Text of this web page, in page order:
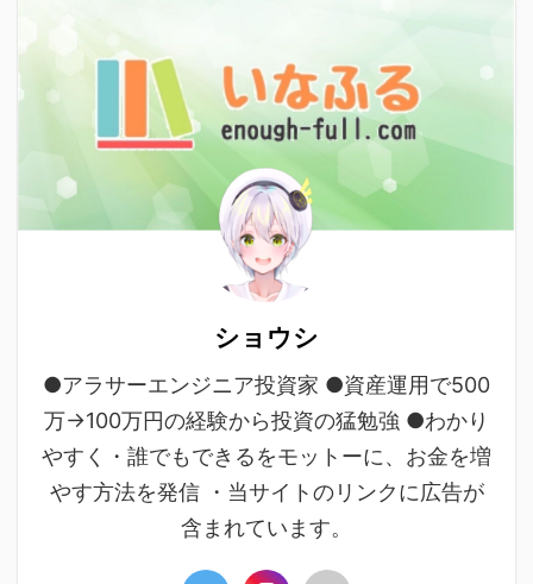
ショウシ
●アラサーエンジニア投資家 ●資産運用で500
万→100万円の経験から投資の猛勉強 ●わかり
やすく・誰でもできるをモットーに、お金を増
やす方法を発信 ・当サイトのリンクに広告が
含まれています。